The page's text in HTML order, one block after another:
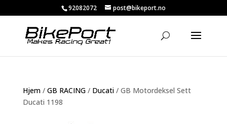
92082072 post@bikeport.no
Hjem/ GB RACING/ Ducati/ GB Motordeksel Sett
Ducati 1198